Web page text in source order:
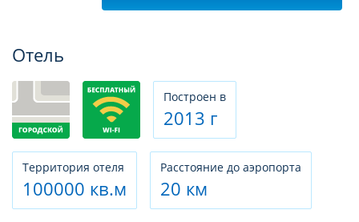
Отель
Построен в
2013 г
Территория отеля
100000 кв.м
Расстояние до аэропорта
20 км